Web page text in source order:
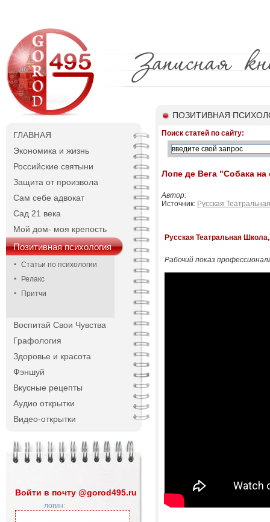
ГЛАВНАЯ
Экономика и жизнь
Российские святыни
Защита от произвола
Сам себе адвокат
Сад 21 века
Мой дом- моя крепость
Позитивная психология
Статьи по психологии
Релакс
Притчи
Воспитай Свои Чувства
Графология
Здоровье и красота
Фэншуй
Вкусные рецепты
Аудио открытки
Видео-открытки
Войти в почту @gorod495.ru
логин:
ПОЗИТИВНАЯ
Поиск статей по сайту:
Лопе де Вега "Собака на
Автор:
Источник: Русская
Русская Театральная
Рабочий показ